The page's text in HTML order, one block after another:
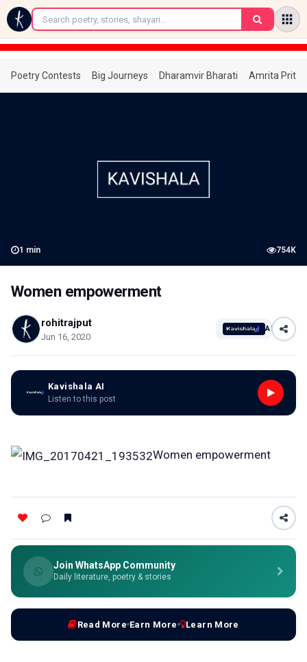
←
Poetry Contests Big Journeys Dharamvir Bharati Amrita
1 min 754K
Women empowerment
rohitrajput
Jun 16, 2020
AI
Kavishala AI
Listen to this post
Women empowerment
Join WhatsApp Community
Daily literature, poetry & stories
Read More Earn More Learn More